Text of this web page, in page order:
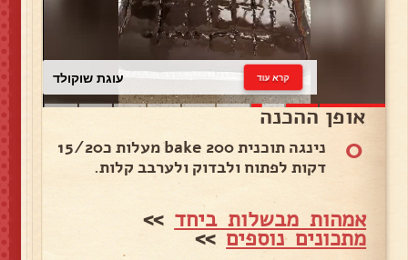
עוגת שוקולד קרא עוד
אופן ההכנה
0
נינגה תוכנית bake 200 מעלות כ15/20
דקות לפתוח ולבדוק ולערבב קלות.
אמהות מבשלות ביחד >>
מתכונים נוספים>>